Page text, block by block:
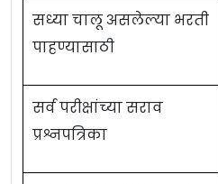
सध्या चालू असलेल्या भरती
पाहण्यासाठी
सर्व परीक्षांच्या सराव
प्रश्नपत्रिका